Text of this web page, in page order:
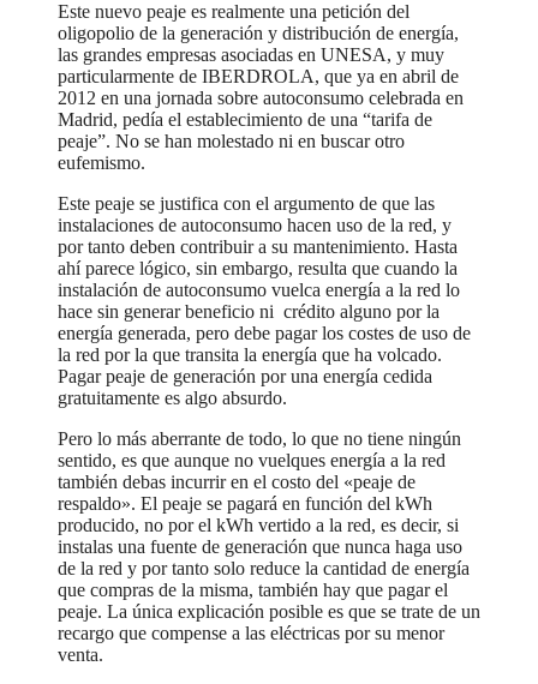
Este nuevo peaje es realmente una petición del
oligopolio de la generación y distribución de energía,
las grandes empresas asociadas en UNESA, y muy
particularmente de IBERDROLA, que ya en abril de
2012 en una jornada sobre autoconsumo celebrada en
Madrid, pedía el establecimiento de una “tarifa de
peaje”. No se han molestado ni en buscar otro
eufemismo.
Este peaje se justifica con el argumento de que las
instalaciones de autoconsumo hacen uso de la red, y
por tanto deben contribuir a su mantenimiento. Hasta
ahí parece lógico, sin embargo, resulta que cuando la
instalación de autoconsumo vuelca energía a la red lo
hace sin generar beneficio ni crédito alguno por la
energía generada, pero debe pagar los costes de uso de
la red por la que transita la energía que ha volcado.
Pagar peaje de generación por una energía cedida
gratuitamente es algo absurdo.
Pero lo más aberrante de todo, lo que no tiene ningún
sentido, es que aunque no vuelques energía a la red
también debas incurrir en el costo del «peaje de
respaldo». El peaje se pagará en función del kWh
producido, no por el kWh vertido a la red, es decir, si
instalas una fuente de generación que nunca haga uso
de la red y por tanto solo reduce la cantidad de energía
que compras de la misma, también hay que pagar el
peaje. La única explicación posible es que se trate de un
recargo que compense a las eléctricas por su menor
venta.